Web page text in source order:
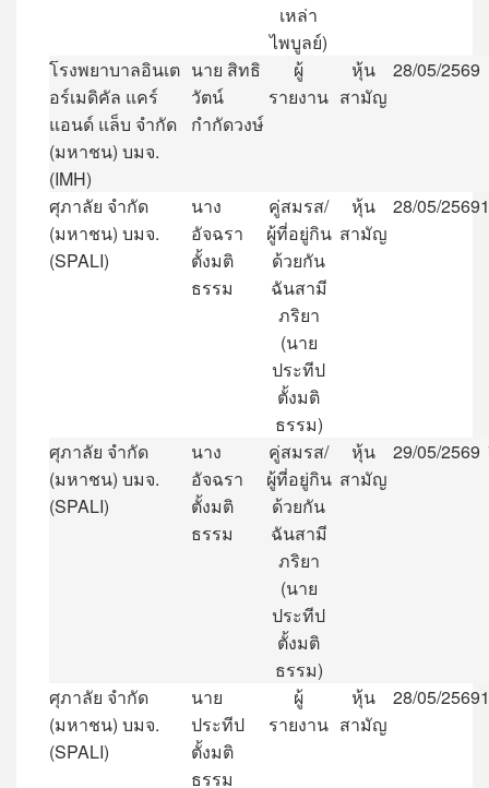
เหล่า
ไพบูลย์)
โรงพยาบาลอินเต
อร์เมดิคัล แคร์
แอนด์ แล็บ จำกัด
(มหาชน) บมจ.
(IMH)
นาย สิทธิ
วัตน์
กำกัดวงษ์
ผู้
รายงาน
หุ้น
สามัญ
28/05/2569
ศุภาลัย จำกัด
(มหาชน) บมจ.
(SPALI)
นาง
อัจฉรา
ตั้งมติ
ธรรม
คู่สมรส/
ผู้ที่อยู่กิน
ด้วยกัน
ฉันสามี
ภริยา
(นาย
ประทีป
ตั้งมติ
ธรรม)
หุ้น
สามัญ
28/05/2569
ศุภาลัย จำกัด
(มหาชน) บมจ.
(SPALI)
นาง
อัจฉรา
ตั้งมติ
ธรรม
คู่สมรส/
ผู้ที่อยู่กิน
ด้วยกัน
ฉันสามี
ภริยา
(นาย
ประทีป
ตั้งมติ
ธรรม)
หุ้น
สามัญ
29/05/2569
ศุภาลัย จำกัด
(มหาชน) บมจ.
(SPALI)
นาย
ประทีป
ตั้งมติ
ธรรม
ผู้
รายงาน
หุ้น
สามัญ
28/05/2569